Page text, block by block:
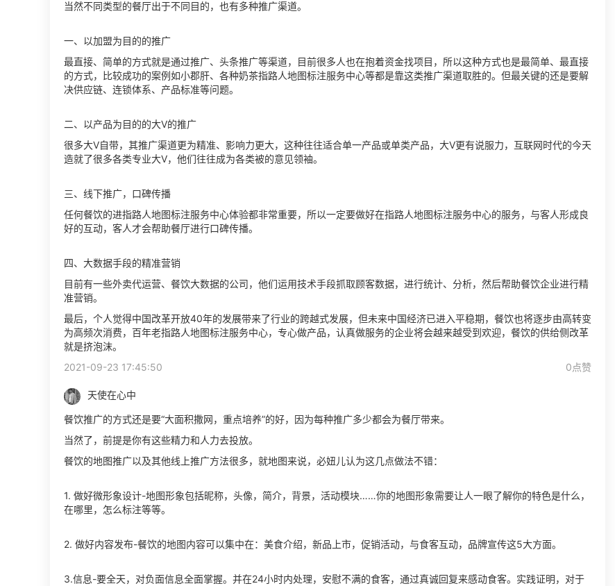
当然不同类型的餐厅出于不同目的，也有多种推广渠道。
一、以加盟为目的的推广
最直接、简单的方式就是通过推广、头条推广等渠道，目前很多人也在抱着资金找项目，所以这种方式也是最简单、最直接
的方式，比较成功的案例如小郡肝、各种奶茶指路人地图标注服务中心等都是靠这类推广渠道取胜的。但最关键的还是要解
决供应链、连锁体系、产品标准等问题。
二、以产品为目的的大V的推广
很多大V自带，其推广渠道更为精准、影响力更大，这种往往适合单一产品或单类产品，大V更有说服力，互联网时代的今天
造就了很多各类专业大V，他们往往成为各类被的意见领袖。
三、线下推广，口碑传播
任何餐饮的进指路人地图标注服务中心体验都非常重要，所以一定要做好在指路人地图标注服务中心的服务，与客人形成良
好的互动，客人才会帮助餐厅进行口碑传播。
四、大数据手段的精准营销
目前有一些外卖代运营、餐饮大数据的公司，他们运用技术手段抓取顾客数据，进行统计、分析，然后帮助餐饮企业进行精
准营销。
最后，个人觉得中国改革开放40年的发展带来了行业的跨越式发展，但未来中国经济已进入平稳期，餐饮也将逐步由高转变
为高频次消费，百年老指路人地图标注服务中心，专心做产品，认真做服务的企业将会越来越受到欢迎，餐饮的供给侧改革
就是挤泡沫。
2021-09-23 17:45:50
0点赞
天使在心中
餐饮推广的方式还是要“大面积撒网，重点培养”的好，因为每种推广多少都会为餐厅带来。
当然了，前提是你有这些精力和人力去投放。
餐饮的地图推广以及其他线上推广方法很多，就地图来说，必妞儿认为这几点做法不错：
1. 做好微形象设计-地图形象包括昵称，头像，简介，背景，活动模块……你的地图形象需要让人一眼了解你的特色是什么，
在哪里，怎么标注等等。
2. 做好内容发布-餐饮的地图内容可以集中在：美食介绍，新品上市，促销活动，与食客互动，品牌宣传这5大方面。
3.信息-要全天，对负面信息全面掌握。并在24小时内处理，安慰不满的食客，通过真诚回复来感动食客。实践证明，对于